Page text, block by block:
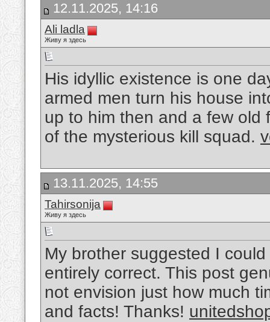
12.11.2025, 14:16
Ali ladla
Живу я здесь
His idyllic existence is one
armed men turn his house
up to him then and a few old
of the mysterious kill squad.
13.11.2025, 14:55
Tahirsonija
Живу я здесь
My brother suggested I
entirely correct. This post
not envision just how much
and facts! Thanks!